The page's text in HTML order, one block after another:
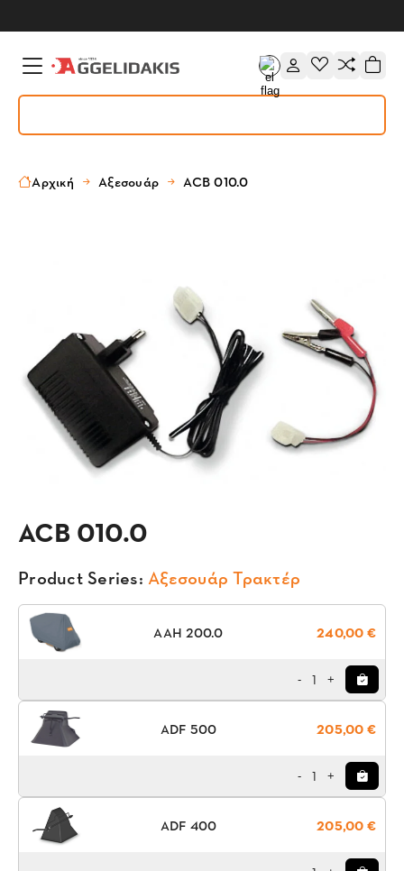
Αρχική Αξεσουάρ ACB 010.0
ACB 010.0
Product Series: Αξεσουάρ Τρακτέρ
AAH 200.0 240,00 €
- 1 +
ADF 500 205,00 €
- 1 +
ADF 400 205,00 €